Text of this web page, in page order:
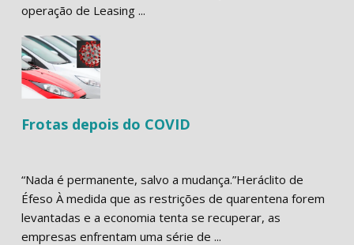
operação de Leasing ...
Frotas depois do COVID
“Nada é permanente, salvo a mudança.”Heráclito de
Éfeso À medida que as restrições de quarentena forem
levantadas e a economia tenta se recuperar, as
empresas enfrentam uma série de ...